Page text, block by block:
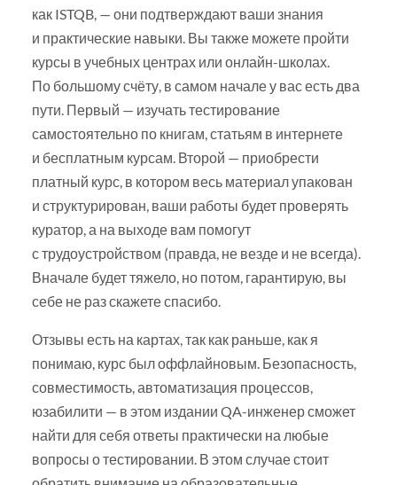
как ISTQB, — они подтверждают ваши знания
и практические навыки. Вы также можете пройти
курсы в учебных центрах или онлайн-школах.
По большому счёту, в самом начале у вас есть два
пути. Первый — изучать тестирование
самостоятельно по книгам, статьям в интернете
и бесплатным курсам. Второй — приобрести
платный курс, в котором весь материал упакован
и структурирован, ваши работы будет проверять
куратор, а на выходе вам помогут
с трудоустройством (правда, не везде и не всегда).
Вначале будет тяжело, но потом, гарантирую, вы
себе не раз скажете спасибо.
Отзывы есть на картах, так как раньше, как я
понимаю, курс был оффлайновым. Безопасность,
совместимость, автоматизация процессов,
юзабилити — в этом издании QA-инженер сможет
найти для себя ответы практически на любые
вопросы о тестировании. В этом случае стоит